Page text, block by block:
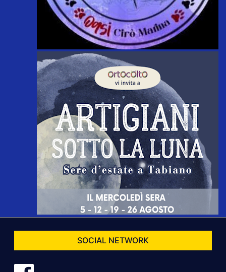
SOCIAL NETWORK